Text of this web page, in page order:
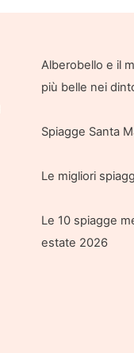
Alberobello e il
più belle nei
Spiagge Santa
Le migliori
Le 10 spiagge
estate 2026